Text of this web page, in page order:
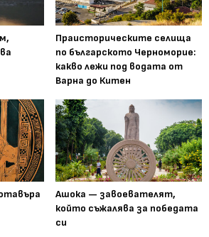
Праисторическите селища
по българското Черноморие:
какво лежи под водата от
Варна до Китен
Ашока — завоевателят,
който съжалява за победата
си